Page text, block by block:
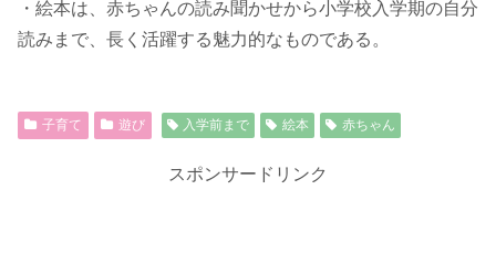
・絵本は、赤ちゃんの読み聞かせから小学校入学期の自分
読みまで、長く活躍する魅力的なものである。
子育て 遊び 入学前まで 絵本 赤ちゃん
スポンサードリンク